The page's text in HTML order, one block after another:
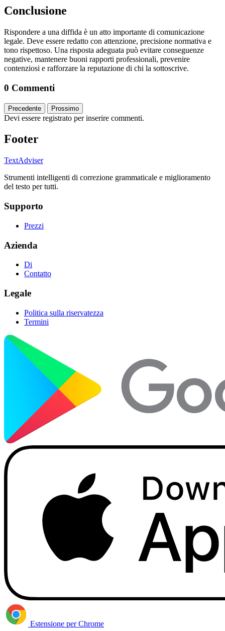
Conclusione
Rispondere a una diffida è un atto importante di comunicazione
legale. Deve essere redatto con attenzione, precisione normativa e
tono rispettoso. Una risposta adeguata può evitare conseguenze
negative, mantenere buoni rapporti professionali, prevenire
contenziosi e rafforzare la reputazione di chi la sottoscrive.
0 Commenti
Precedente Prossimo
Devi essere registrato per inserire commenti.
Footer
TextAdviser
Strumenti intelligenti di correzione grammaticale e miglioramento
del testo per tutti.
Supporto
Prezzi
Azienda
Di
Contatto
Legale
Politica sulla riservatezza
Termini
Estensione per Chrome